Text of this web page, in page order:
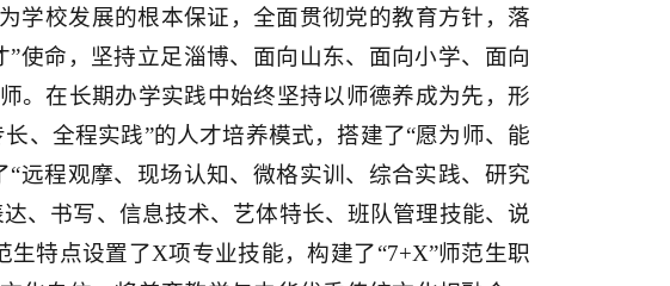
学校发展的根本保证，全面贯彻党的教育方针，落
使命，坚持立足淄博、面向山东、面向小学、面向
。在长期办学实践中始终坚持以师德养成为先，形
、全程实践”的人才培养模式，搭建了“愿为师、能
远程观摩、现场认知、微格实训、综合实践、研究
、书写、信息技术、艺体特长、班队管理技能、说
特点设置了X项专业技能，构建了“7+X”师范生职